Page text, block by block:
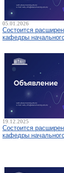
05.01.2026
Состоится
кафедры
19.12.2025
Состоится
кафедры